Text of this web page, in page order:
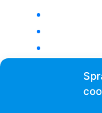
Varšavská 30,